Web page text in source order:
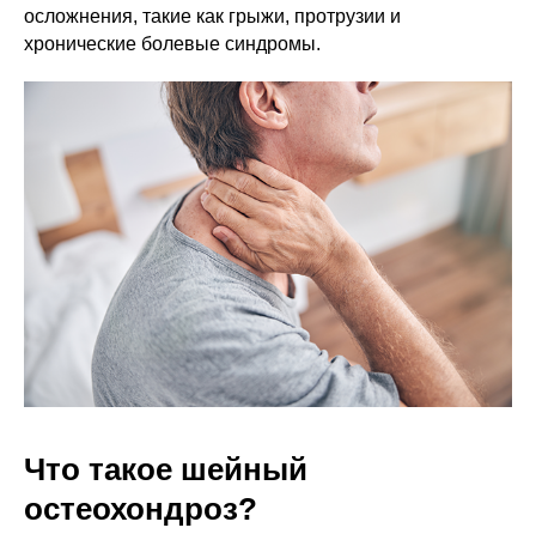
осложнения, такие как грыжи, протрузии и
хронические болевые синдромы.
Что такое шейный
остеохондроз?